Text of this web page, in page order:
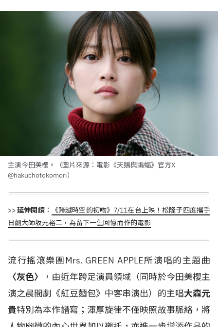
主演今田美櫻。（圖片來源：電影《天鵝與蝙蝠》官方X
@hakuchotokomori）
>>延伸閱讀：
《跨越時空的初吻》7/11在台上映！松隆子四度攜手
日劇大師坂元裕二，為留下一生回憶而作的電影
流行搖滾樂團Mrs. GREEN APPLE所演唱的主題曲
〈灰色〉
，由近年跨足演員領域（同時於今田美櫻主
演之晨間劇《紅豆麵包》中客串演出）的主唱大森元
貴特別為本作譜寫；渾厚旋律不僅映照故事脈絡，將